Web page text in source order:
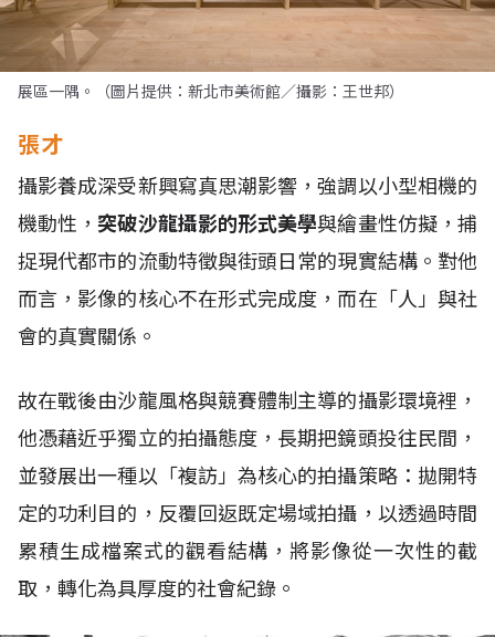
展區一隅。（圖片提供：新北市美術館／攝影：王世邦）
張才
攝影養成深受新興寫真思潮影響，強調以小型相機的
機動性， 突破沙龍攝影的形式美學與繪畫性仿擬，捕
捉現代都市的流動特徵與街頭日常的現實結構。對他
而言，影像的核心不在形式完成度，而在「人」與社
會的真實關係。
故在戰後由沙龍風格與競賽體制主導的攝影環境裡，
他憑藉近乎獨立的拍攝態度，長期把鏡頭投往民間，
並發展出一種以「複訪」為核心的拍攝策略：拋開特
定的功利目的，反覆回返既定場域拍攝，以透過時間
累積生成檔案式的觀看結構，將影像從一次性的截
取，轉化為具厚度的社會紀錄。